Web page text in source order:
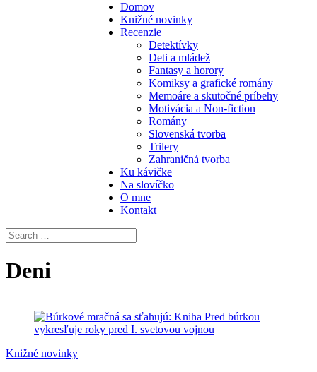
Domov
Knižné novinky
Recenzie
Detektívky
Deti a mládež
Fantasy a horory
Komiksy a grafické romány
Memoáre a skutočné príbehy
Motivácia a Non-fiction
Romány
Slovenská tvorba
Trilery
Zahraničná tvorba
Ku kávičke
Na slovíčko
O mne
Kontakt
Deni
Knižné novinky